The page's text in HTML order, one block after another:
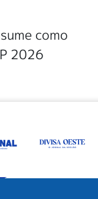
como
2026